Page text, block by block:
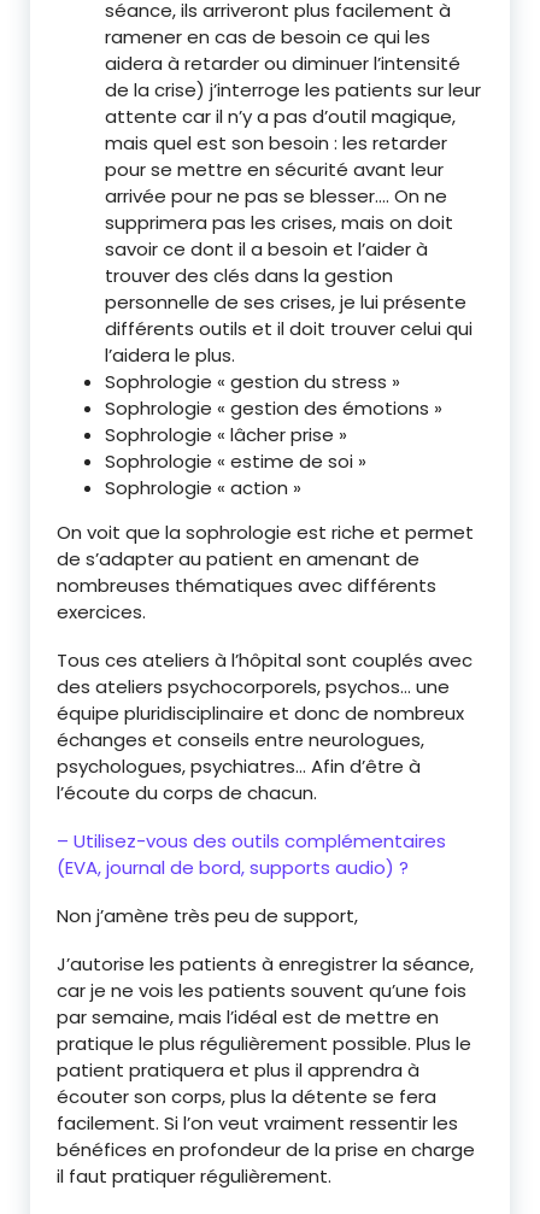
séance, ils arriveront plus facilement à
ramener en cas de besoin ce qui les
aidera à retarder ou diminuer l’intensité
de la crise) j’interroge les patients sur leur
attente car il n’y a pas d’outil magique,
mais quel est son besoin : les retarder
pour se mettre en sécurité avant leur
arrivée pour ne pas se blesser…. On ne
supprimera pas les crises, mais on doit
savoir ce dont il a besoin et l’aider à
trouver des clés dans la gestion
personnelle de ses crises, je lui présente
différents outils et il doit trouver celui qui
l’aidera le plus.
Sophrologie « gestion du stress »
Sophrologie « gestion des émotions »
Sophrologie « lâcher prise »
Sophrologie « estime de soi »
Sophrologie « action »
On voit que la sophrologie est riche et permet
de s’adapter au patient en amenant de
nombreuses thématiques avec différents
exercices.
Tous ces ateliers à l’hôpital sont couplés avec
des ateliers psychocorporels, psychos… une
équipe pluridisciplinaire et donc de nombreux
échanges et conseils entre neurologues,
psychologues, psychiatres… Afin d’être à
l’écoute du corps de chacun.
– Utilisez-vous des outils complémentaires
(EVA, journal de bord, supports audio) ?
Non j’amène très peu de support,
J’autorise les patients à enregistrer la séance,
car je ne vois les patients souvent qu’une fois
par semaine, mais l’idéal est de mettre en
pratique le plus régulièrement possible. Plus le
patient pratiquera et plus il apprendra à
écouter son corps, plus la détente se fera
facilement. Si l’on veut vraiment ressentir les
bénéfices en profondeur de la prise en charge
il faut pratiquer régulièrement.